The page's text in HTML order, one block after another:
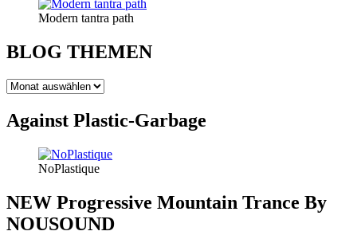
Modern tantra path
BLOG THEMEN
BLOG
Against Plastic-Garbage
NoPlastique
NEW Progressive Mountain Trance By
NOUSOUND